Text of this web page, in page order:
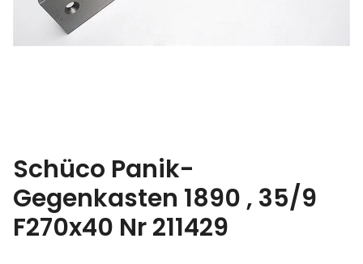
Schüco Panik-
Gegenkasten 1890 , 35/9
F270x40 Nr 211429